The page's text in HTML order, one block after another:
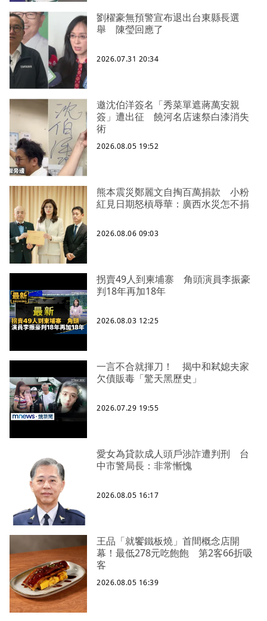
劉櫂豪無預警宣布退出台東縣長選
舉 陳瑩回應了
2026.07.31 20:34
邀沈伯洋簽名「秀菜單遮蔣萬安親
簽」遭出征 饒河名店速祭白漆消失
術
2026.08.05 19:52
熊本震災鄭麗文自掏百萬捐款 小粉
紅見日期怒槓辱華：廣西水災怎不捐
2026.08.06 09:03
拐賣49人到柬埔寨 角頭演員李振豪
判18年再加18年
2026.08.03 12:25
一言不合就揮刀！ 揭中和弒媳夫家
欠債販毒「驚天黑歷史」
2026.07.29 19:55
愛女為貸款成人頭戶涉詐遭判刑 台
中市警局長：非常慚愧
2026.08.05 16:17
王品「就饗鐵板燒」首間概念店開
幕！最低278元吃飽飽 第2客66折吸
客
2026.08.05 16:39